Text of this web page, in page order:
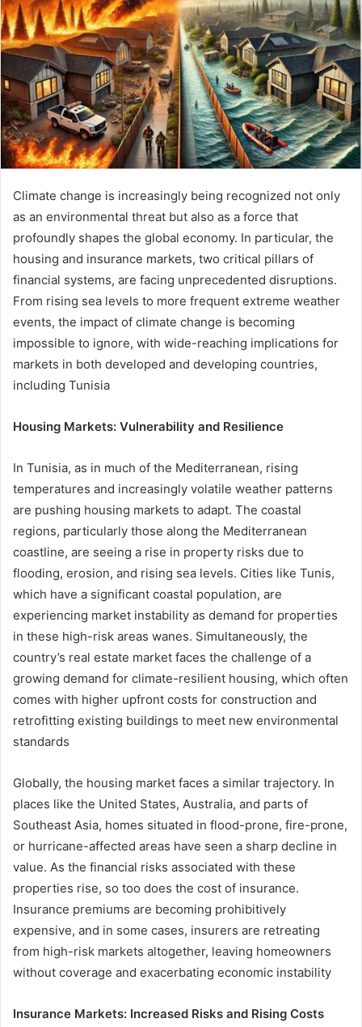
Climate change is increasingly being recognized not only
as an environmental threat but also as a force that
profoundly shapes the global economy. In particular, the
housing and insurance markets, two critical pillars of
financial systems, are facing unprecedented disruptions.
From rising sea levels to more frequent extreme weather
events, the impact of climate change is becoming
impossible to ignore, with wide-reaching implications for
markets in both developed and developing countries,
including Tunisia
Housing Markets: Vulnerability and Resilience
In Tunisia, as in much of the Mediterranean, rising
temperatures and increasingly volatile weather patterns
are pushing housing markets to adapt. The coastal
regions, particularly those along the Mediterranean
coastline, are seeing a rise in property risks due to
flooding, erosion, and rising sea levels. Cities like Tunis,
which have a significant coastal population, are
experiencing market instability as demand for properties
in these high-risk areas wanes. Simultaneously, the
country’s real estate market faces the challenge of a
growing demand for climate-resilient housing, which often
comes with higher upfront costs for construction and
retrofitting existing buildings to meet new environmental
standards
Globally, the housing market faces a similar trajectory. In
places like the United States, Australia, and parts of
Southeast Asia, homes situated in flood-prone, fire-prone,
or hurricane-affected areas have seen a sharp decline in
value. As the financial risks associated with these
properties rise, so too does the cost of insurance.
Insurance premiums are becoming prohibitively
expensive, and in some cases, insurers are retreating
from high-risk markets altogether, leaving homeowners
without coverage and exacerbating economic instability
Insurance Markets: Increased Risks and Rising Costs